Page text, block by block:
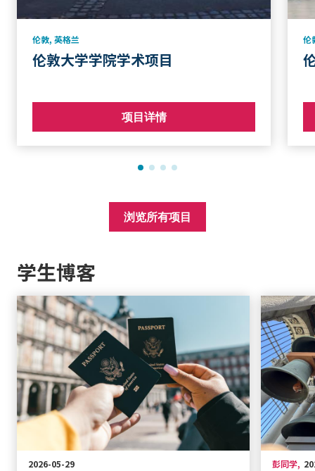
伦敦, 英格兰
伦敦大学学院学术项目
项目详情
伦
浏览所有项目
学生博客
2026-05-29 彭同学,